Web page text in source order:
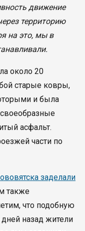
движение
территорию
на это, мы в
около 20
старые ковры,
и была
асфальт.
части по
заделали
также
что подобную
назад жители